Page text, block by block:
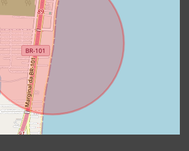
um edifício de 30 pavimentos que se
marco arquitetônico na cidade.
refúgio onde o som das ondas dita o
o luxo é sentido na funcionalidade de
seu destino.